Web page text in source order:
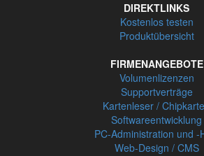
DIREKTLINKS
Kostenlos testen
Produktübersicht
FIRMENANGEBOTE
Volumenlizenzen
Supportverträge
Kartenleser /
Softwareentwicklung
PC-Administration und -
Web-Design / CMS